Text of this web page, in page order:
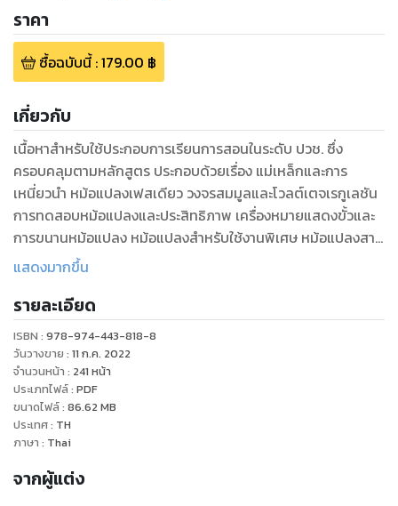
ราคา
ซื้อฉบับนี้:179.00 ฿
เกี่ยวกับ
เนื้อหาสำหรับใช้ประกอบการเรียนการสอนในระดับ ปวช. ซึ่ง
ครอบคลุมตามหลักสูตร ประกอบด้วยเรื่อง แม่เหล็กและการ
เหนี่ยวนำ หม้อแปลงเฟสเดียว วงจรสมมูลและโวลต์เตจเรกูเลชัน
การทดสอบหม้อแปลงและประสิทธิภาพ เครื่องหมายแสดงขั้วและ
การขนานหม้อแปลง หม้อแปลงสำหรับใช้งานพิเศษ หม้อแปลงสาม
เฟส การระบายความร้อน การบำรุงรักษาและการสร้างหม้อแปลง
แสดงมากขึ้น
รายละเอียด
ISBN : 978-974-443-818-8
วันวางขาย : 11 ก.ค. 2022
จำนวนหน้า : 241 หน้า
ประเภทไฟล์: PDF
ขนาดไฟล์: 86.62 MB
ประเทศ: TH
ภาษา : Thai
จากผู้แต่ง